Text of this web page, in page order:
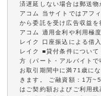
済遅延しない場合は郵送物
アコム 当サイトではアフ
から委託を受け広告収益
アコム 適用金利や利用極
レイク 口座振込による借
レイク ■貸付条件につい
方（パート・アルバイトで
お取引期間中に満71歳に
きます。 ご融資額：1万
はご契約額およびご利用